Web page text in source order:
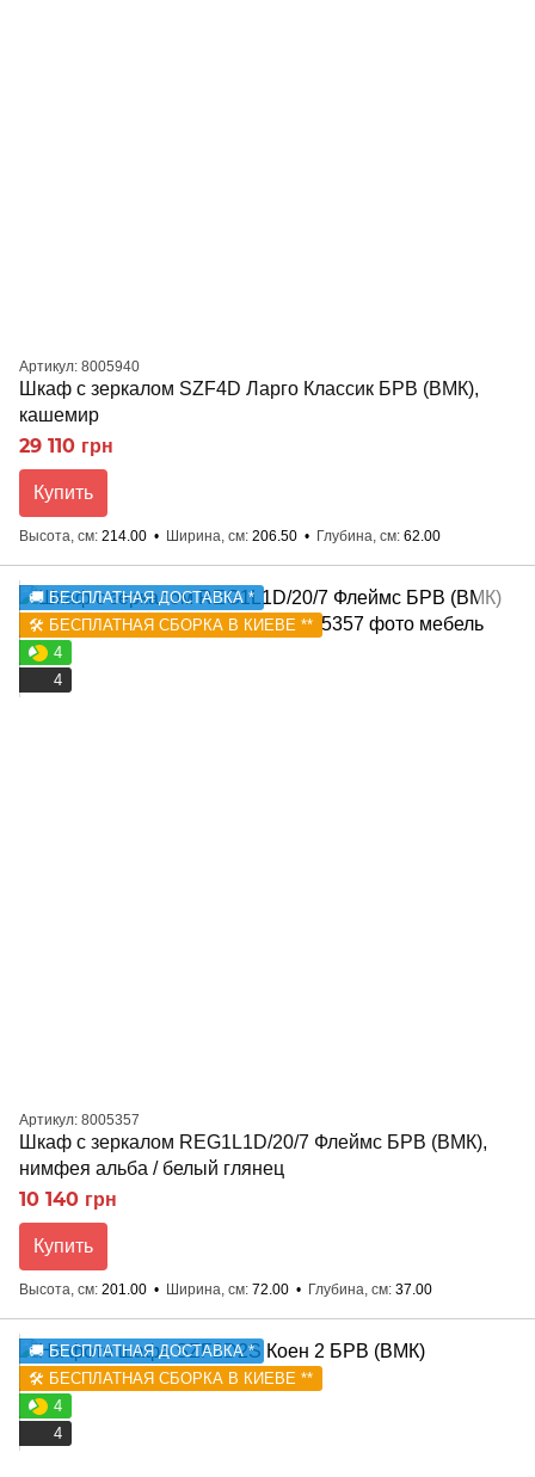
Артикул: 8005940
Шкаф с зеркалом SZF4D Ларго Классик БРВ (ВМК),
кашемир
29 110 грн
Купить
Высота, см 214.00 Ширина, см 206.50 Глубина, см 62.00
🚚 БЕСПЛАТНАЯ ДОСТАВКА *
🛠️ БЕСПЛАТНАЯ СБОРКА В КИЕВЕ **
4
4
Артикул: 8005357
Шкаф с зеркалом REG1L1D/20/7 Флеймс БРВ (ВМК),
нимфея альба / белый глянец
10 140 грн
Купить
Высота, см 201.00 Ширина, см 72.00 Глубина, см 37.00
🚚 БЕСПЛАТНАЯ ДОСТАВКА *
🛠️ БЕСПЛАТНАЯ СБОРКА В КИЕВЕ **
4
4